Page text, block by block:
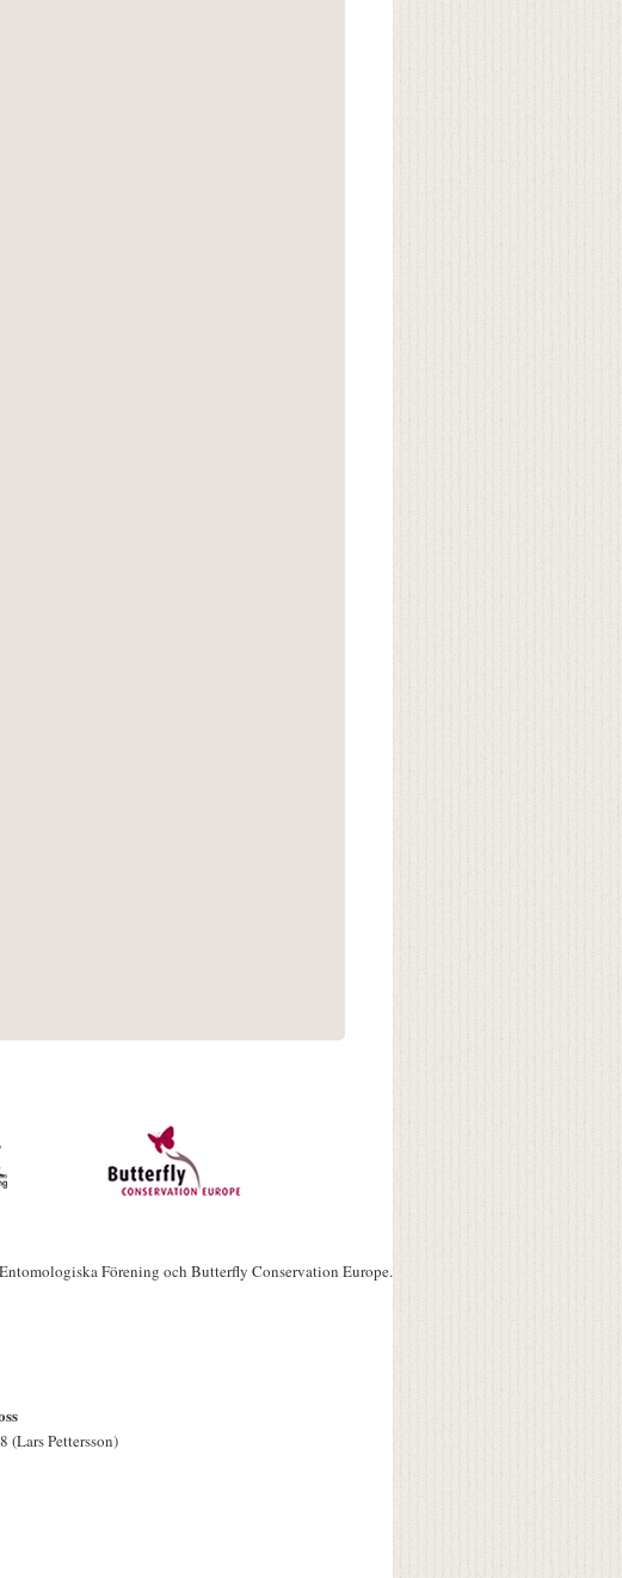
Förening och Butterfly Conservation Europe.
(Lars Pettersson)